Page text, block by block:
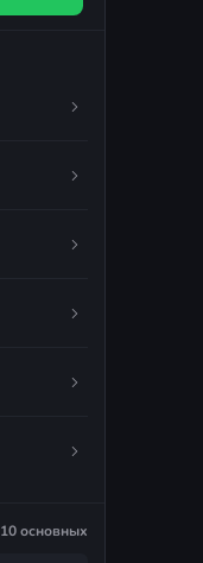
10 основных